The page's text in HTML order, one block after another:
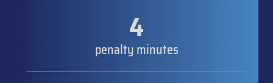
4
penalty minutes